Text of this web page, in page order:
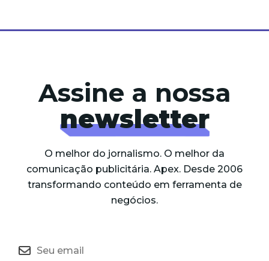
Assine a nossa
newsletter
O melhor do jornalismo. O melhor da
comunicação publicitária. Apex. Desde 2006
transformando conteúdo em ferramenta de
negócios.